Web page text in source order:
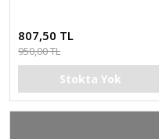
807,50 TL
950,00 TL
Stokta Yok